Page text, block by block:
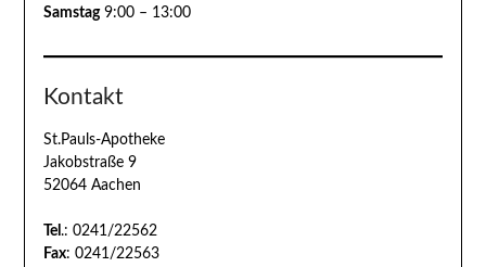
Samstag9:00 – 13:00
Kontakt
St.Pauls-Apotheke
Jakobstraße 9
52064 Aachen
Tel .: 0241/22562
Fax: 0241/22563